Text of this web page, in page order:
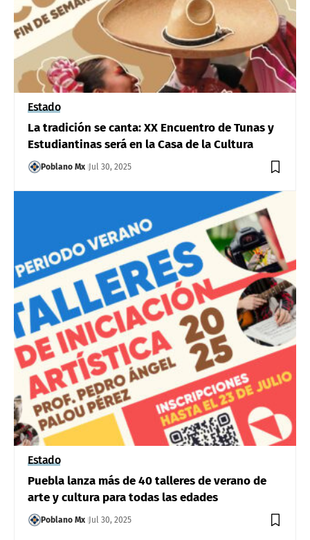
Estado
La tradición se canta: XX Encuentro de Tunas y
Estudiantinas será en la Casa de la Cultura
Poblano Mx Jul 30, 2025
Estado
Puebla lanza más de 40 talleres de verano de
arte y cultura para todas las edades
Poblano Mx Jul 30, 2025